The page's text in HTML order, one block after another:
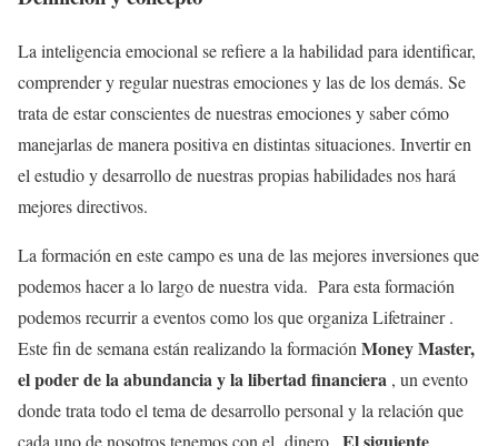
La inteligencia emocional se refiere a la habilidad para identificar,
comprender y regular nuestras emociones y las de los demás. Se
trata de estar conscientes de nuestras emociones y saber cómo
manejarlas de manera positiva en distintas situaciones. Invertir en
el estudio y desarrollo de nuestras propias habilidades nos hará
mejores directivos.
La formación en este campo es una de las mejores inversiones que
podemos hacer a lo largo de nuestra vida. Para esta formación
podemos recurrir a eventos como los que organiza Lifetrainer .
Este fin de semana están realizando la formación Money Master,
el poder de la abundancia y la libertad financiera , un evento
donde trata todo el tema de desarrollo personal y la relación que
cada uno de nosotros tenemos con el dinero . El siguiente